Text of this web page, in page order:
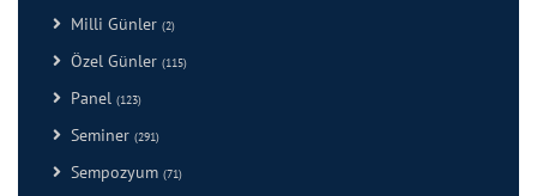
Milli Günler (2)
Özel Günler (115)
Panel (123)
Seminer (291)
Sempozyum (71)